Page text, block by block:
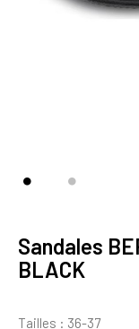
Sandales
BLACK
Tailles : 36-37